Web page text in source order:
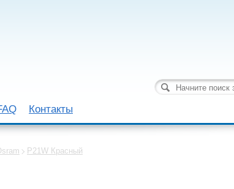
Контакты
P21W Красный